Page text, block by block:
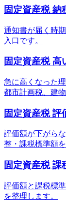
固定資産税 納
通知書が届く時
入口です。
固定資産税 高
急に高くなった
都市計画税、建
固定資産税 評
評価額が下がら
整・課税標準額
固定資産税 課
評価額と課税標
を整理します。